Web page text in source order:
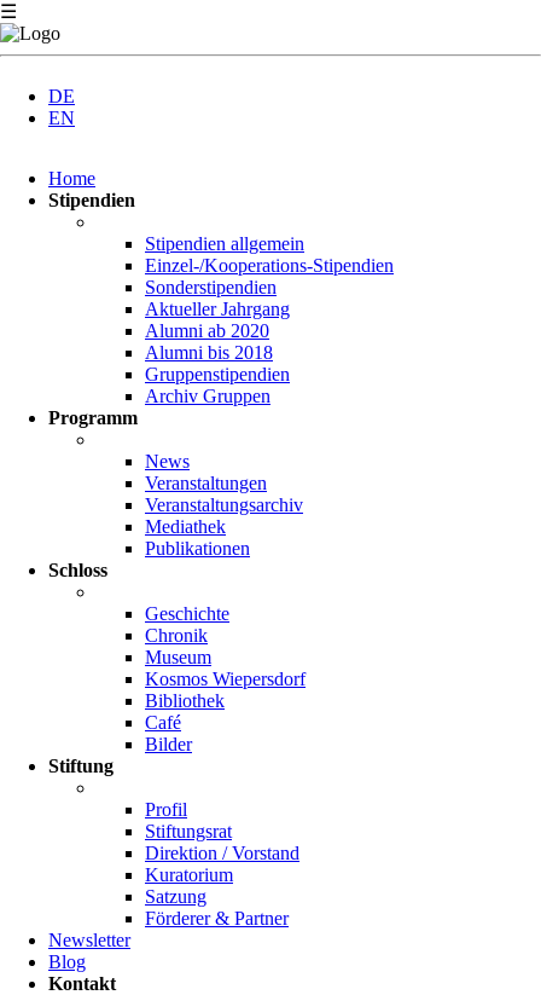
☰
DE
EN
überspringen
Home
Stipendien
Stipendien allgemein
Einzel-/Kooperations-Stipendien
Sonderstipendien
Aktueller Jahrgang
Alumni ab 2020
Alumni bis 2018
Gruppenstipendien
Archiv Gruppen
Programm
News
Veranstaltungen
Veranstaltungsarchiv
Mediathek
Publikationen
Schloss
Geschichte
Chronik
Museum
Kosmos Wiepersdorf
Bibliothek
Café
Bilder
Stiftung
Profil
Stiftungsrat
Direktion / Vorstand
Kuratorium
Satzung
Förderer & Partner
Newsletter
Blog
Kontakt